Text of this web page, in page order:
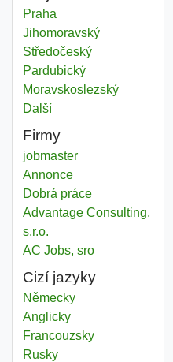
Zpracování informační
Praha
Zpracování informační
JihomoravskýKraj
Zpracování informační
StředočeskýKraj
Zpracování informační
PardubickýKraj
Zpracování informační
MoravskoslezskýKraj
Dalšíkraj
Firmy
jobmaster
Annonce
Dobrá práce
Advantage Consulting,
s.r.o.
AC Jobs, sro
Cizí jazyky
Německy
Anglicky
Francouzsky
Rusky